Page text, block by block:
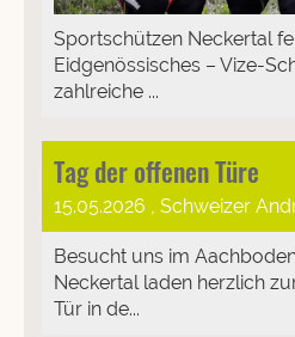
Sportschützen Neckertal
Eidgenössisches – Vize-
zahlreiche ...
Tag der offenen Türe
15.05.2026 , Schweizer
Besucht uns im
Neckertal laden herzlich
Tür in de...